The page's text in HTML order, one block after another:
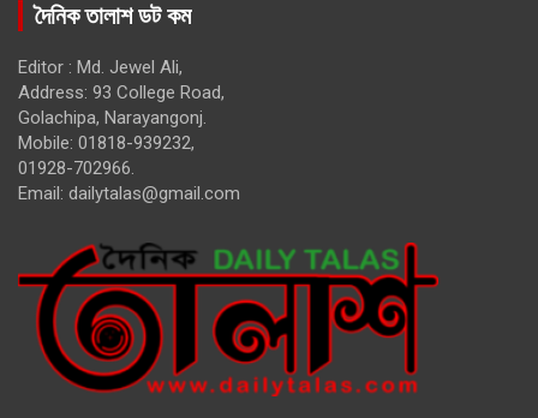
দৈনিক তালাশ ডট কম
Editor : Md. Jewel Ali,
Address: 93 College Road,
Golachipa, Narayangonj.
Mobile: 01818-939232,
01928-702966.
Email: dailytalas@gmail.com